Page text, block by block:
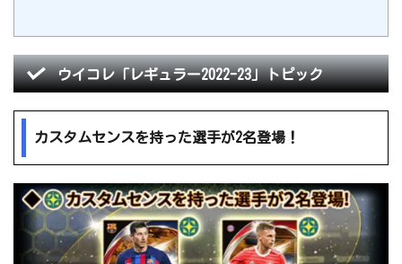
ウイコレ「レギュラー2022-23」トピック
カスタムセンスを持った選手が2名登場！